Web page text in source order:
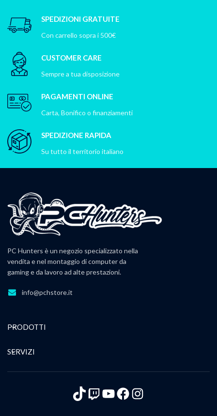
SPEDIZIONI GRATUITE
Con carrello sopra i 500€
CUSTOMER CARE
Sempre a tua disposizione
PAGAMENTI ONLINE
Carta, Bonifico o finanziamenti
SPEDIZIONE RAPIDA
Su tutto il territorio italiano
PC Hunters è un negozio specializzato nella
vendita e nel montaggio di computer da
gaming e da lavoro ad alte prestazioni.
info@pchstore.it
PRODOTTI
SERVIZI
TikTok
Twitch
YouTube
Facebook
Instagram